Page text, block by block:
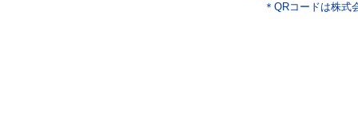
＊QRコードは株式